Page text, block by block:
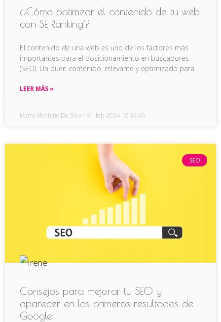
¿Cómo optimizar el contenido de tu web
con SE Ranking?
El contenido de una web es uno de los factores más
importantes para el posicionamiento en buscadores
(SEO). Un buen contenido, relevante y optimizado para
LEER MÁS »
Marta Montaño Da Silva 01-feb-2024 16:34:40
SEO
Consejos para mejorar tu SEO y
aparecer en los primeros resultados de
Google